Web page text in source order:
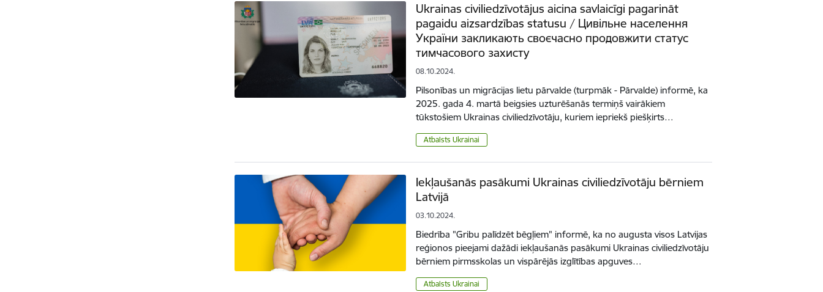
Ukrainas civiliedzīvotājus aicina savlaicīgi pagarināt
pagaidu aizsardzības statusu / Цивільне населення
України закликають своєчасно продовжити статус
тимчасового захисту
08.10.2024.
Pilsonības un migrācijas lietu pārvalde (turpmāk - Pārvalde) informē, ka
2025. gada 4. martā beigsies uzturēšanās termiņš vairākiem
tūkstošiem Ukrainas civiliedzīvotāju, kuriem iepriekš piešķirts…
Atbalsts Ukrainai
Iekļaušanās pasākumi Ukrainas civiliedzīvotāju bērniem
Latvijā
03.10.2024.
Biedrība "Gribu palīdzēt bēgļiem" informē, ka no augusta visos Latvijas
reģionos pieejami dažādi iekļaušanās pasākumi Ukrainas civiliedzīvotāju
bērniem pirmsskolas un vispārējās izglītības apguves…
Atbalsts Ukrainai